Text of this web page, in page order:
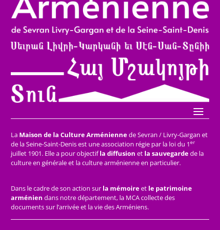
La Maison de la Culture Arméniennede Sevran / Livry-Gargan et
de la Seine-Saint-Denis est une association régie par la loi du 1er
juillet 1901. Elle a pour objectifla diffusion et la sauvegardede la
culture en générale et la culture arménienne en particulier.
Dans le cadre de son action sur la mémoireet le patrimoine
arménien dans notre département, la MCA collecte des
documents sur l’arrivée et la vie des Arméniens.